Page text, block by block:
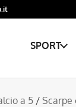
SPORT
a 5 / Scarpe